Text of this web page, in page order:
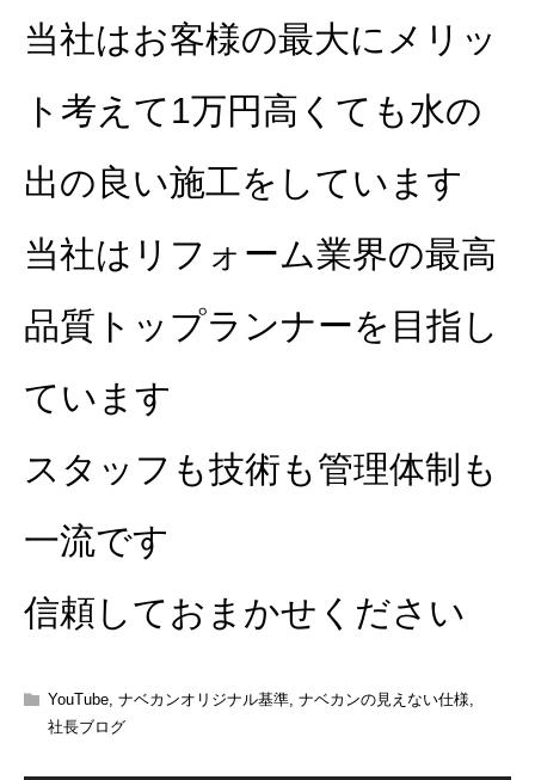
当社はお客様の最大にメリッ
ト考えて1万円高くても水の
出の良い施工をしています
当社はリフォーム業界の最高
品質トップランナーを目指し
ています
スタッフも技術も管理体制も
一流です
信頼しておまかせください
YouTube ナベカンオリジナル基準 ナベカンの見えない仕様
社長ブログ